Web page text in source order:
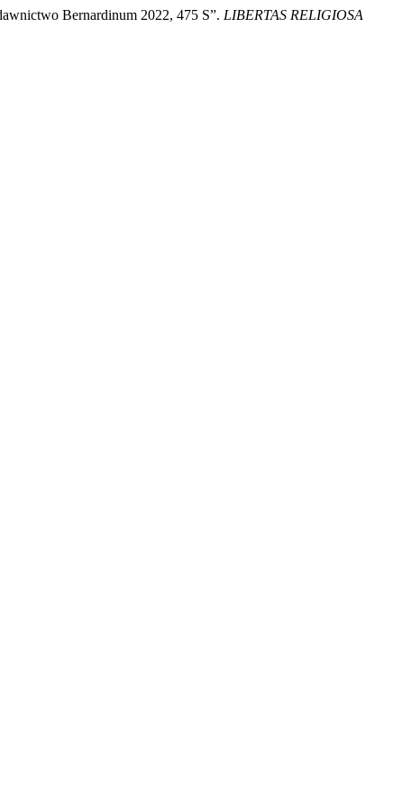
Bernardinum 2022, 475 S”. LIBERTAS RELIGIOSA